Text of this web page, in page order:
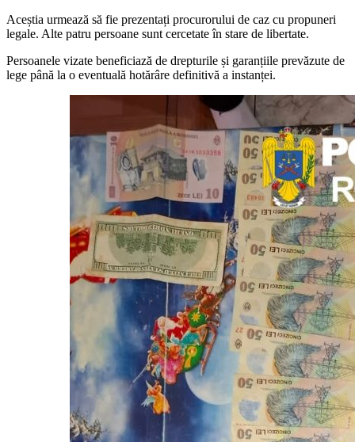
Aceștia urmează să fie prezentați procurorului de caz cu propuneri
legale. Alte patru persoane sunt cercetate în stare de libertate.
Persoanele vizate beneficiază de drepturile și garanțiile prevăzute de
lege până la o eventuală hotărâre definitivă a instanței.